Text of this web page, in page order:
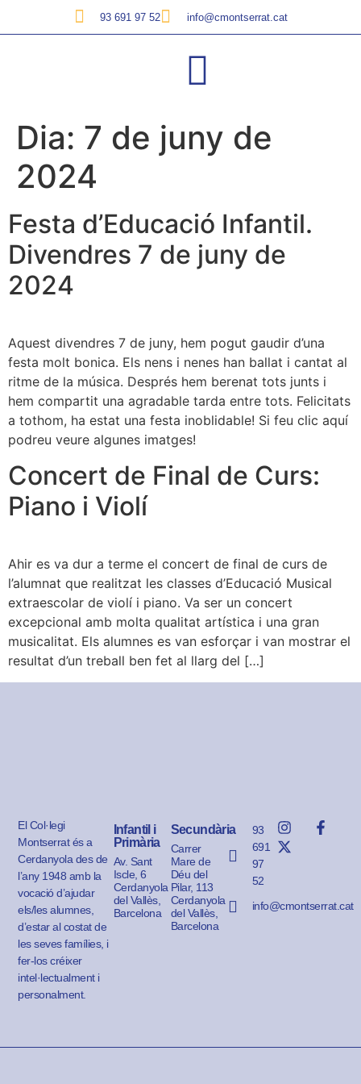
93 691 97 52 info@cmontserrat.cat
Dia: 7 de juny de
2024
Festa d’Educació Infantil.
Divendres 7 de juny de
2024
Aquest divendres 7 de juny, hem pogut gaudir d’una
festa molt bonica. Els nens i nenes han ballat i cantat al
ritme de la música. Després hem berenat tots junts i
hem compartit una agradable tarda entre tots. Felicitats
a tothom, ha estat una festa inoblidable! Si feu clic aquí
podreu veure algunes imatges!
Concert de Final de Curs:
Piano i Violí
Ahir es va dur a terme el concert de final de curs de
l’alumnat que realitzat les classes d’Educació Musical
extraescolar de violí i piano. Va ser un concert
excepcional amb molta qualitat artística i una gran
musicalitat. Els alumnes es van esforçar i van mostrar el
resultat d’un treball ben fet al llarg del […]
El Col·legi
Montserrat és a
Cerdanyola des de
l’any 1948 amb la
vocació d’ajudar
els/les alumnes,
d’estar al costat de
les seves famílies, i
fer-los créixer
intel·lectualment i
personalment.
Infantil i
Primària
Av. Sant
Iscle, 6
Cerdanyola
del Vallès,
Barcelona
Secundària
Carrer
Mare de
Déu del
Pilar, 113
Cerdanyola
del Vallès,
Barcelona
93
691
97
52
info@cmontserrat.cat